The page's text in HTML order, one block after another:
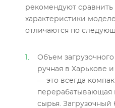
рекомендуют
характеристики
отличаются по
Объем
ручная в Харькове
— это всегда
сырья. Загрузочный